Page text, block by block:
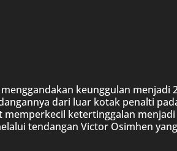
keunggulan menjadi
dari luar kotak penalti
ketertinggalan menjadi
tendangan Victor Osimhen